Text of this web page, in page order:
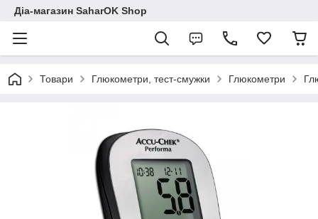
Діа-магазин SaharOK Shop
Товари Глюкометри, тест-смужки Глюкометри